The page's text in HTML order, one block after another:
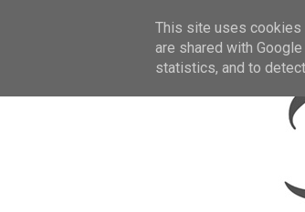
This site uses cookies
are shared with
statistics, and to